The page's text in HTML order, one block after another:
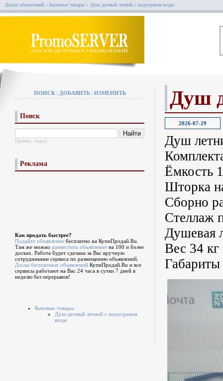
Доски объявлений » Бытовые товары » Душ дачный летний с подогревом воды
ПОИСК| ДОБАВИТЬ| ИЗМЕНИТЬ
Поиск
Пример: отдых
Реклама
Как продать быстрее?
Подайте объявление бесплатно на КупиПродай.Ru.
Там же можно разместить объявление на 100 и более
досках. Работа будет сделана за Вас вручную
сотрудниками сервиса по размещению объявлений.
Доска бесплатных объявлений КупиПродай.Ru и все
сервисы работают на Вас 24 часа в сутки 7 дней в
неделю без перерывов!
Бытовые товары
Душ дачный летний с подогревом
воды
Душ
2026-07-29
Душ
Ёмкость
Шторка
Сборно
Стеллаж
Душевая
Вес 34 кг